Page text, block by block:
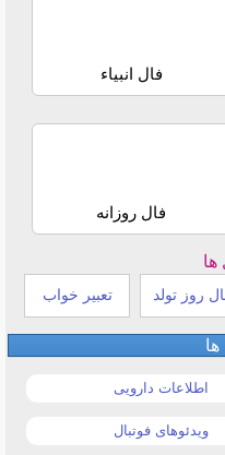
فال انبیاء
فال روزانه
ها
روز تولد تعبیر خواب
اطلاعات دارویی
ویدئوهای فوتبال